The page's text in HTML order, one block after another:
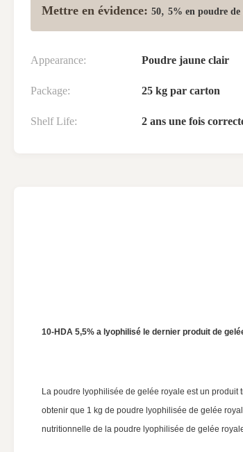
Mettre en évidence: 50, 5% en poudre de
Appearance: Poudre jaune clair
Package: 25 kg par carton
Shelf Life: 2 ans une fois
10-HDA 5,5% a lyophilisé le dernier produit de
La poudre lyophilisée de gelée royale est un
obtenir que 1 kg de poudre lyophilisée de gelée
nutritionnelle de la poudre lyophilisée de gelée